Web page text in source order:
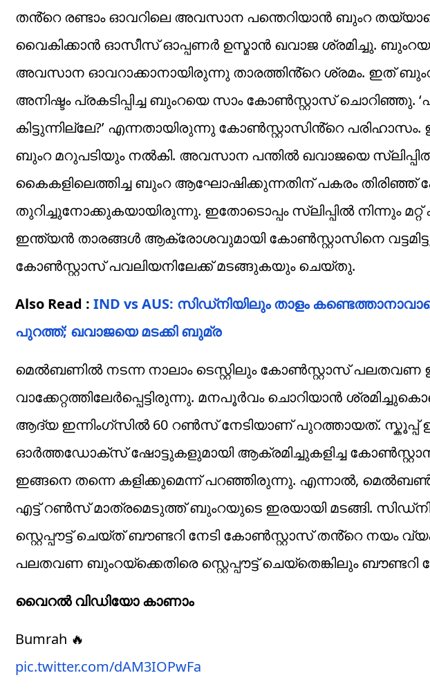
തൻ്റെ രണ്ടാം ഓവറിലെ അവസാന പന്തെറിയാൻ ബുംറ
വൈകിക്കാൻ ഓസീസ് ഓപ്പണർ ഉസ്മാൻ ഖവാജ ശ്രമിച്ചു.
അവസാന ഓവറാക്കാനായിരുന്നു താരത്തിൻ്റെ ശ്രമം. ഇത്
അനിഷ്ടം പ്രകടിപ്പിച്ച ബുംറയെ സാം കോൺസ്റ്റാസ് ചൊറിഞ്ഞു.
കിട്ടുന്നില്ലേ?’ എന്നതായിരുന്നു കോൺസ്റ്റാസിൻ്റെ പരിഹാസം.
ബുംറ മറുപടിയും നൽകി. അവസാന പന്തിൽ ഖവാജയെ
കൈകളിലെത്തിച്ച ബുംറ ആഘോഷിക്കുന്നതിന് പകരം തിരിഞ്ഞ്
തുറിച്ചുനോക്കുകയായിരുന്നു. ഇതോടൊപ്പം സ്ലിപ്പിൽ നിന്നും
ഇന്ത്യൻ താരങ്ങൾ ആക്രോശവുമായി കോൺസ്റ്റാസിനെ വട്ടമിട്ടു.
കോൺസ്റ്റാസ് പവലിയനിലേക്ക് മടങ്ങുകയും ചെയ്തു.
Also Read : IND vs AUS: സിഡ്നിയിലും ​താളം
പുറത്ത്; ഖവാജയെ മടക്കി ബുമ്ര
മെൽബണിൽ നടന്ന നാലാം ടെസ്റ്റിലും കോൺസ്റ്റാസ് പലതവണ
വാക്കേറ്റത്തിലേർപ്പെട്ടിരുന്നു. മനപൂർവം ചൊറിയാൻ
ആദ്യ ഇന്നിംഗ്സിൽ 60 റൺസ് നേടിയാണ് പുറത്തായത്. സ്കൂപ്പ്
ഓർത്തഡോക്സ് ഷോട്ടുകളുമായി ആക്രമിച്ചുകളിച്ച
ഇങ്ങനെ തന്നെ കളിക്കുമെന്ന് പറഞ്ഞിരുന്നു. എന്നാൽ, മെൽബൺ
എട്ട് റൺസ് മാത്രമെടുത്ത് ബുംറയുടെ ഇരയായി മടങ്ങി.
സ്റ്റെപ്പൗട്ട് ചെയ്ത് ബൗണ്ടറി നേടി കോൺസ്റ്റാസ് തൻ്റെ നയം
പലതവണ ബുംറയ്ക്കെതിരെ സ്റ്റെപ്പൗട്ട് ചെയ്തെങ്കിലും
വൈറൽ വിഡിയോ കാണാം
Bumrah 🔥
pic.twitter.com/dAM3IOPwFa